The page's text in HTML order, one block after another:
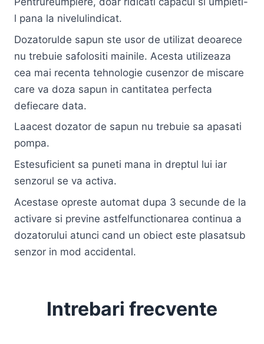
l pana la nivelulindicat.
Dozatorulde sapun ste usor de utilizat deoarece
nu trebuie safolositi mainile. Acesta utilizeaza
cea mai recenta tehnologie cusenzor de miscare
care va doza sapun in cantitatea perfecta
defiecare data.
Laacest dozator de sapun nu trebuie sa apasati
pompa.
Estesuficient sa puneti mana in dreptul lui iar
senzorul se va activa.
Acestase opreste automat dupa 3 secunde de la
activare si previne astfelfunctionarea continua a
dozatorului atunci cand un obiect este plasatsub
senzor in mod accidental.
Intrebari frecvente